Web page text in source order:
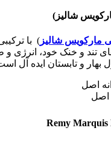
یس شالیز )
مارکویس شالیز ) با
و خنک خود، انرژی و
ایده آل است. ماندگاری
اصل
Remy Marquis